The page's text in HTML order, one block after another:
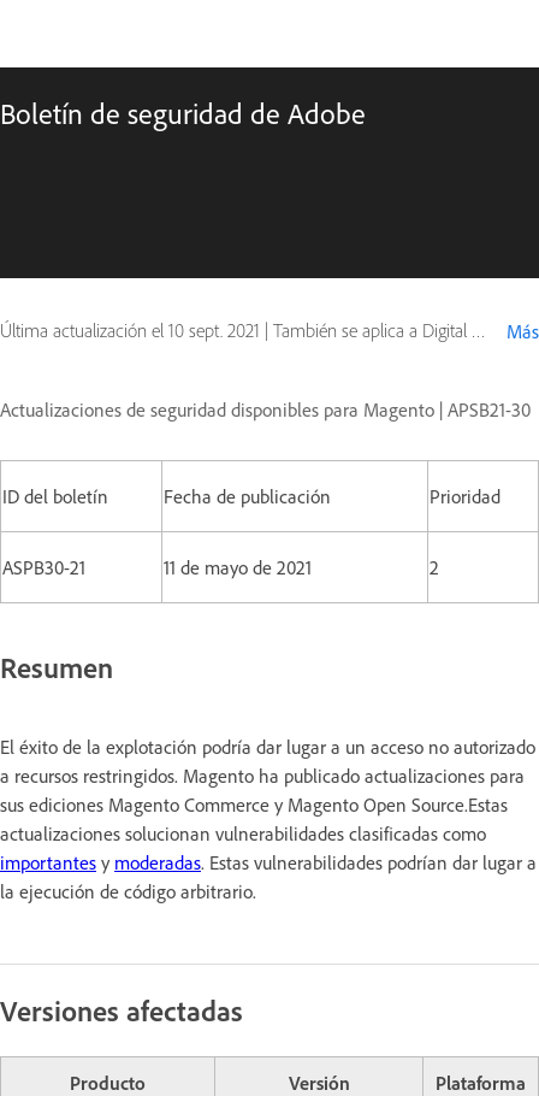
Boletín de seguridad de Adobe
Última actualización el 10 sept. 2021 | También se aplica a Digital Editions Más
Actualizaciones de seguridad disponibles para Magento | APSB21-30
ID del boletín Fecha de publicación Prioridad
ASPB30-21 11 de mayo de 2021 2
Resumen
El éxito de la explotación podría dar lugar a un acceso no autorizado
a recursos restringidos. Magento ha publicado actualizaciones para
sus ediciones Magento Commerce y Magento Open Source.Estas
actualizaciones solucionan vulnerabilidades clasificadas como
importantes y moderadas. Estas vulnerabilidades podrían dar lugar a
la ejecución de código arbitrario.
Versiones afectadas
Producto Versión Plataforma